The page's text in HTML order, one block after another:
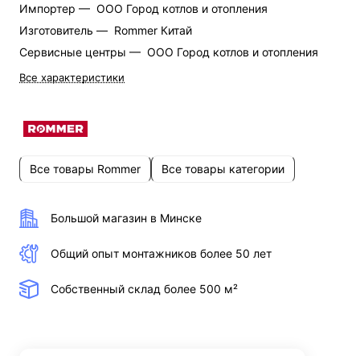
Импортер — ООО Город котлов и отопления
Изготовитель — Rommer Китай
Cервисные центры — ООО Город котлов и отопления
Все характеристики
Все товары Rommer Все товары категории
Большой магазин в Минске
Общий опыт монтажников более 50 лет
Собственный склад более 500 м²